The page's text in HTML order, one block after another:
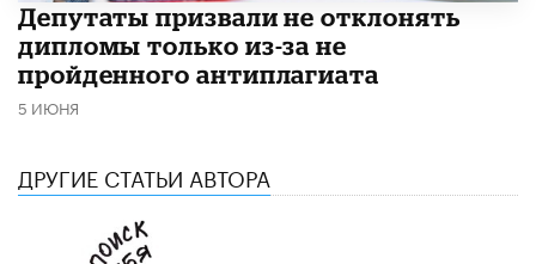
Депутаты призвали не отклонять
дипломы только из-за не
пройденного антиплагиата
5 ИЮНЯ
ДРУГИЕ СТАТЬИ АВТОРА